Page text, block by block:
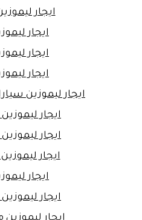
ايجار
ايجار
ايجار
ايجار
ايجار ليموزين
ايجار
ايجار
ايجار
ايجار
ايجار